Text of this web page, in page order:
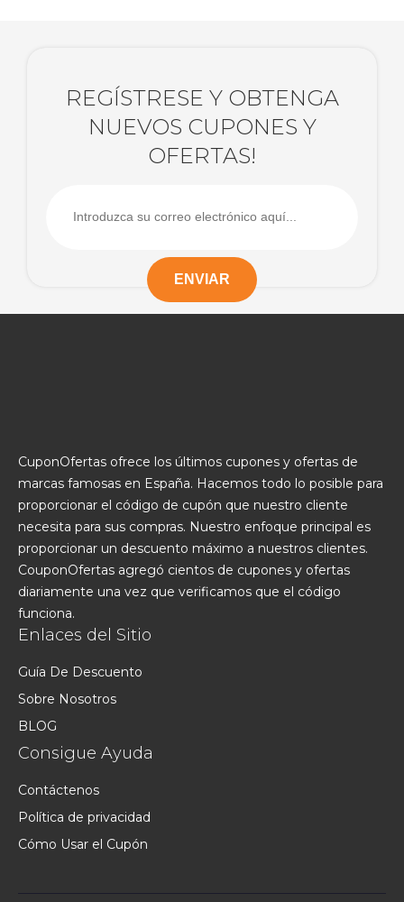
REGÍSTRESE Y OBTENGA
NUEVOS CUPONES Y
OFERTAS!
CuponOfertas ofrece los últimos cupones y ofertas de
marcas famosas en España. Hacemos todo lo posible para
proporcionar el código de cupón que nuestro cliente
necesita para sus compras. Nuestro enfoque principal es
proporcionar un descuento máximo a nuestros clientes.
CouponOfertas agregó cientos de cupones y ofertas
diariamente una vez que verificamos que el código
funciona.
Enlaces del Sitio
Guía De Descuento
Sobre Nosotros
BLOG
Consigue Ayuda
Contáctenos
Política de privacidad
Cómo Usar el Cupón